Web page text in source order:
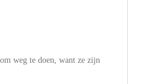
weg te doen, want ze zijn